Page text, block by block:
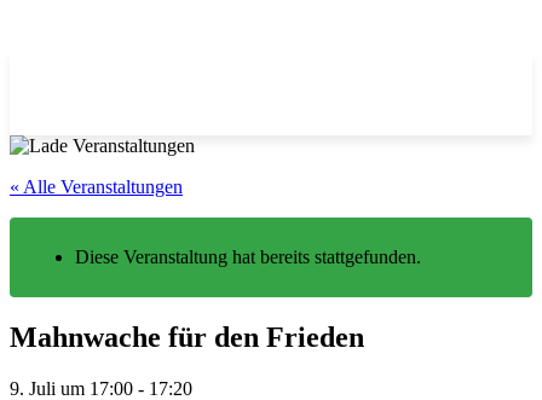
« Alle Veranstaltungen
Diese Veranstaltung hat bereits stattgefunden.
Mahnwache für den Frieden
9. Juli um 17:00 - 17:20